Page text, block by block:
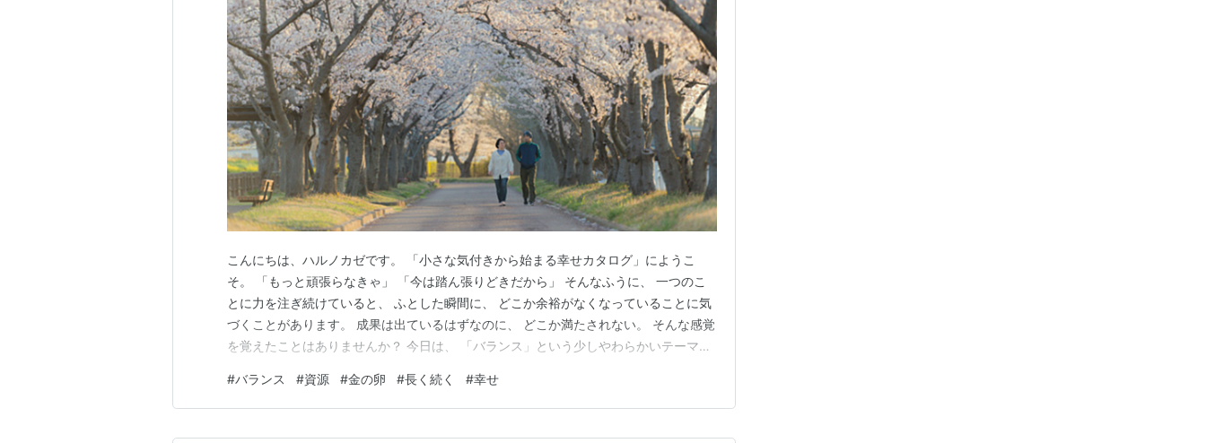
こんにちは、ハルノカゼです。 「小さな気付きから始まる幸せカタログ」にようこ
そ。 「もっと頑張らなきゃ」 「今は踏ん張りどきだから」 そんなふうに、 一つのこ
とに力を注ぎ続けていると、 ふとした瞬間に、 どこか余裕がなくなっていることに気
づくことがあります。 成果は出ているはずなのに、 どこか満たされない。 そんな感覚
を覚えたことはありませんか？ 今日は、 「バランス」という少しやわらかいテーマに
大切だと言われる理由は、 とてもシンプルかもしれません。 それは、 「長期的に、望
んでいる結果を得続けることができるか…
#バランス #資源 #金の卵 #長く続く #幸せ